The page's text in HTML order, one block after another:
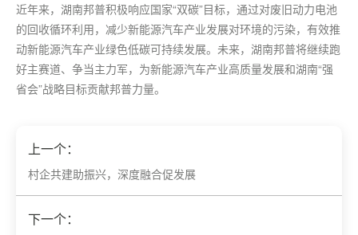
近年来，湖南邦普积极响应国家“双碳”目标，通过对废旧动力电池
的回收循环利用，减少新能源汽车产业发展对环境的污染，有效推
动新能源汽车产业绿色低碳可持续发展。未来，湖南邦普将继续跑
好主赛道、争当主力军，为新能源汽车产业高质量发展和湖南“强
省会”战略目标贡献邦普力量。
上一个：
村企共建助振兴，深度融合促发展
下一个：